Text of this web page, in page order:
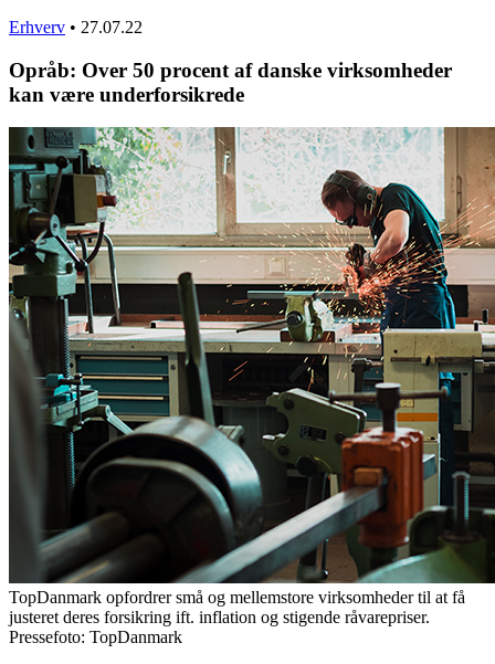
Erhverv • 27.07.22
Opråb: Over 50 procent af danske virksomheder
kan være underforsikrede
TopDanmark opfordrer små og mellemstore virksomheder til at få
justeret deres forsikring ift. inflation og stigende råvarepriser.
Pressefoto: TopDanmark